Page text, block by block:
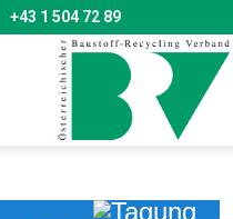
+43 1 504 72 89